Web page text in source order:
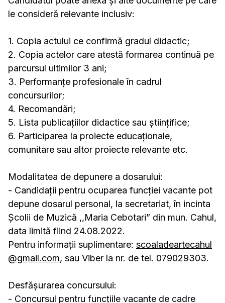
le consideră relevante inclusiv:
1. Copia actului ce confirmă gradul didactic;
2. Copia actelor care atestă formarea continuă pe
parcursul ultimilor 3 ani;
3. Performanțe profesionale în cadrul
concursurilor;
4. Recomandări;
5. Lista publicațiilor didactice sau științifice;
6. Participarea la proiecte educaționale,
comunitare sau altor proiecte relevante etc.
Modalitatea de depunere a dosarului:
- Candidații pentru ocuparea funcției vacante pot
depune dosarul personal, la secretariat, în incinta
Școlii de Muzică ,,Maria Cebotari” din mun. Cahul,
data limită fiind 24.08.2022.
Pentru informații suplimentare: scoaladeartecahul
@gmail.com, sau Viber la nr. de tel. 079029303.
Desfășurarea concursului:
- Concursul pentru funcțiile vacante de cadre